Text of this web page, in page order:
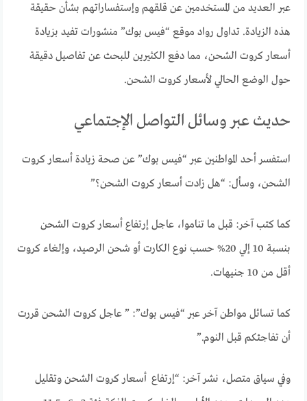
عبر العديد من المستخدمين عن قلقهم وإستفساراتهم بشأن حقيقة
هذه الزيادة. تداول رواد موقع “فيس بوك” منشورات تفيد بزيادة
أسعار كروت الشحن، مما دفع الكثيرين للبحث عن تفاصيل دقيقة
حول الوضع الحالي لأسعار كروت الشحن.
حديث عبر وسائل التواصل الإجتماعي
استفسر أحد المواطنين عبر “فيس بوك” عن صحة زيادة أسعار كروت
الشحن، وسأل: “هل زادت أسعار كروت الشحن؟”
كما كتب آخر: قبل ما تناموا، عاجل إرتفاع أسعار كروت الشحن
بنسبة 10 إلي 20% حسب نوع الكارت أو شحن الرصيد، وإلغاء كروت
أقل من 10 جنيهات.
كما تسائل مواطن آخر عبر “فيس بوك”: ” عاجل كروت الشحن قررت
أن تفاجئكم قبل النوم.”
وفي سياق متصل، نشر آخر: “إرتفاع أسعار كروت الشحن وتقليل